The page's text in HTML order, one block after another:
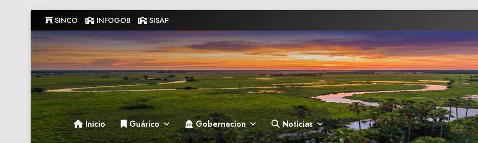
to
content
SINCO INFOGOB SISAP
Gobernacion de Guarico
Gobernacion de Guarico
Inicio Guárico Gobernacion Noticias